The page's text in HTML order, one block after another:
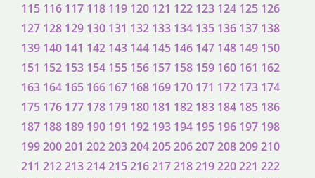
115 116 117 118 119 120 121 122 123 124 125 126
127 128 129 130 131 132 133 134 135 136 137 138
139 140 141 142 143 144 145 146 147 148 149 150
151 152 153 154 155 156 157 158 159 160 161 162
163 164 165 166 167 168 169 170 171 172 173 174
175 176 177 178 179 180 181 182 183 184 185 186
187 188 189 190 191 192 193 194 195 196 197 198
199200201 202203204205206207208209210
211 212213214215216217218219220221 222